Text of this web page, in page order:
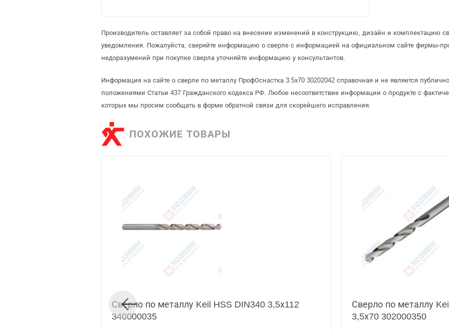
Производитель оставляет за собой право на внесение изменений в конструкцию, дизайн и комплектацию
уведомления. Пожалуйста, сверяйте информацию о сверле с информацией на официальном сайте фирмы-
недоразумений при покупке сверла уточняйте информацию у консультантов.
Информация на сайте о сверле по металлу ПрофОснастка 3.5х70 30202042 справочная и не является
положениями Статьи 437 Гражданского кодекса РФ. Любое несоответствие информации о продукте с
которых мы просим сообщать в форме обратной связи для скорейшего исправления.
ПОХОЖИЕ ТОВАРЫ
Сверло по металлу Keil HSS DIN340 3,5х112
340000035
Сверло по металлу
3,5х70 302000350